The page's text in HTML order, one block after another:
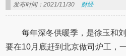
发布时间：2021/11/30 财经
每年深冬供暖季，是徐玉和
要在10月底赶到北京做司炉工，